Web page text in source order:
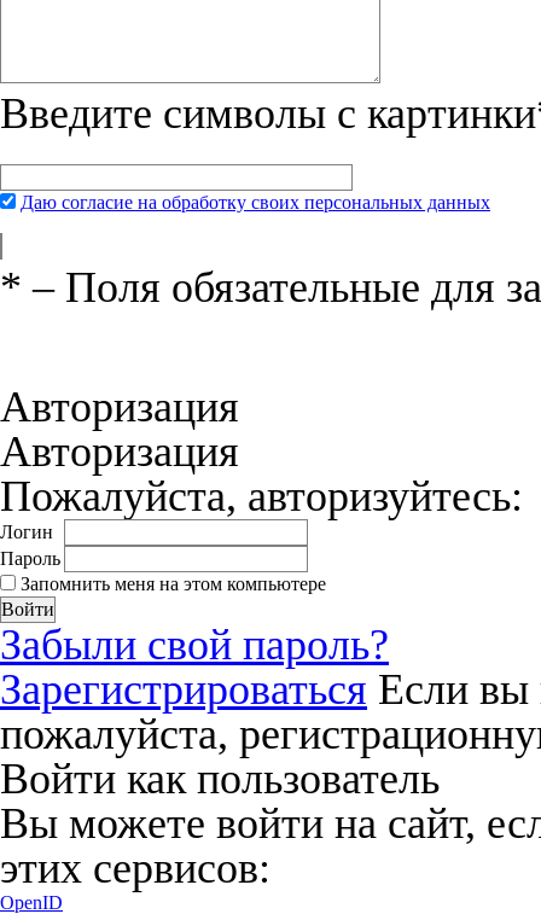
Введите символы с картинки
Даю согласие на обработку своих персональных данных
* – Поля обязательные для
Авторизация
Авторизация
Пожалуйста, авторизуйтесь:
Логин
Пароль
Запомнить меня на этом компьютере
Забыли свой пароль?
Зарегистрироваться Если вы
пожалуйста,
Войти как пользователь
Вы можете войти на сайт,
этих сервисов:
OpenID